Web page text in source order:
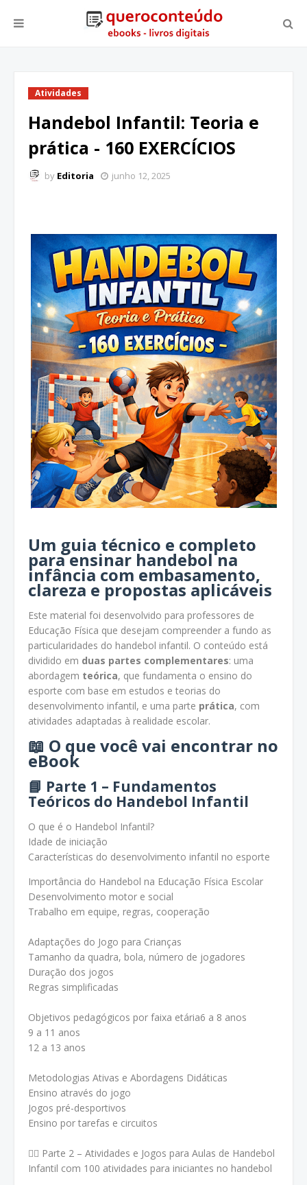
Atividades
Handebol Infantil: Teoria e
prática - 160 EXERCÍCIOS
by Editoria junho 12, 2025
Um guia técnico e completo
para ensinar handebol na
infância com embasamento,
clareza e propostas aplicáveis
Este material foi desenvolvido para professores de
Educação Física que desejam compreender a fundo as
particularidades do handebol infantil. O conteúdo está
dividido em duas partes complementares: uma
abordagem teórica, que fundamenta o ensino do
esporte com base em estudos e teorias do
desenvolvimento infantil, e uma parte prática, com
atividades adaptadas à realidade escolar.
📖 O que você vai encontrar no
eBook
📘 Parte 1 – Fundamentos
Teóricos do Handebol Infantil
O que é o Handebol Infantil?
Idade de iniciação
Características do desenvolvimento infantil no esporte
Importância do Handebol na Educação Física Escolar
Desenvolvimento motor e social
Trabalho em equipe, regras, cooperação
Adaptações do Jogo para Crianças
Tamanho da quadra, bola, número de jogadores
Duração dos jogos
Regras simplificadas
Objetivos pedagógicos por faixa etária6 a 8 anos
9 a 11 anos
12 a 13 anos
Metodologias Ativas e Abordagens Didáticas
Ensino através do jogo
Jogos pré-desportivos
Ensino por tarefas e circuitos
🏃‍♂️ Parte 2 – Atividades e Jogos para Aulas de Handebol
Infantil com 100 atividades para iniciantes no handebol